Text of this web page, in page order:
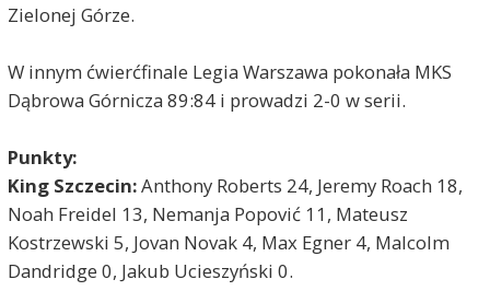
Zielonej Górze.
W innym ćwierćfinale Legia Warszawa pokonała MKS
Dąbrowa Górnicza 89:84 i prowadzi 2-0 w serii.
Punkty:
King Szczecin:Anthony Roberts 24, Jeremy Roach 18,
Noah Freidel 13, Nemanja Popović 11, Mateusz
Kostrzewski 5, Jovan Novak 4, Max Egner 4, Malcolm
Dandridge 0, Jakub Ucieszyński 0.